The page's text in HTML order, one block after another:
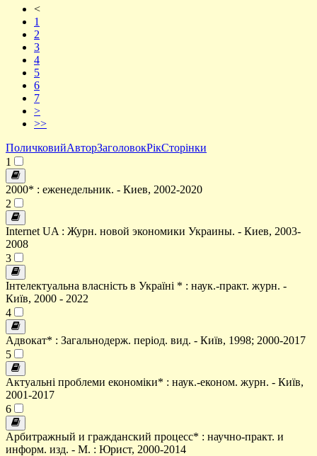
<
1
2
3
4
5
6
7
>
>>
ПоличковийАвторЗаголовокРікСторінки
1
2000* : еженедельник. - Киев, 2002-2020
2
Internet UA : Журн. новой экономики Украины. - Киев, 2003-
2008
3
Інтелектуальна власність в Україні * : наук.-практ. журн. -
Київ, 2000 - 2022
4
Адвокат* : Загальнодерж. період. вид. - Київ, 1998; 2000-2017
5
Актуальні проблеми економіки* : наук.-економ. журн. - Київ,
2001-2017
6
Арбитражный и гражданский процесс* : научно-практ. и
информ. изд. - М. : Юрист, 2000-2014